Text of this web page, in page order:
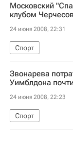
Финальная часть
Уимблдонский
Московский
клубом
24 июня 2008, 22:31
Спорт
Звонарева
Уимблдона
24 июня 2008, 22:23
Спорт
Уимблдонский